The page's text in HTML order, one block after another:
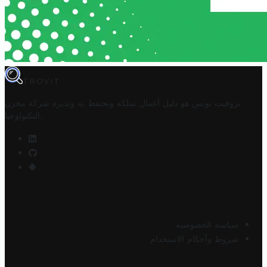
TROVIT
تروفيت تونس هو دليل أعمال تملكه وتحتفظ به وتديره
شركة مخزن
التكنولوجيا
سياسة الخصوصية
شروط وأحكام الاستخدام